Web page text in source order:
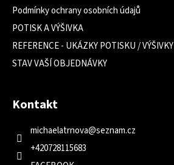
Podmínky ochrany osobních údajů
POTISK A VÝŠIVKA
REFERENCE - UKÁZKY POTISKU / VÝŠIVKY
STAV VAŠÍ OBJEDNÁVKY
Kontakt
michaelatrnova@seznam.cz
+420728115683